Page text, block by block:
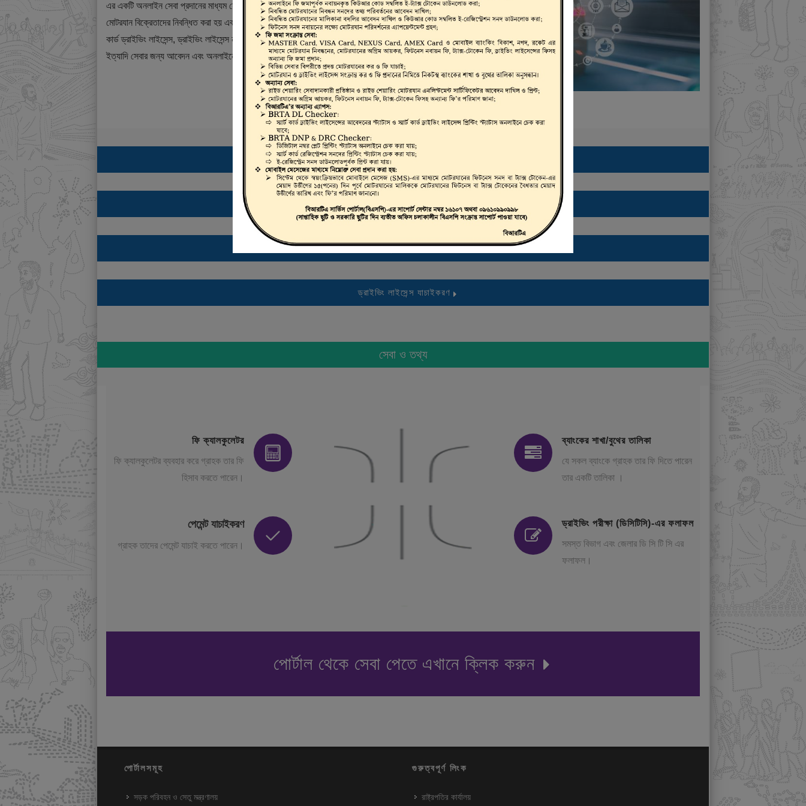
এর একটি অনলাইন সেবা প্রদানের মাধ্যম যেখানে ড্রাইভার, মোটরযান মালিক,
মোটরযান বিক্রেতাদের নিবন্ধিত করা হয় এবং শিক্ষানবিশ ড্রাইভিং লাইসেন্স, স্মার্ট
কার্ড ড্রাইভিং লাইসেন্স, ড্রাইভিং লাইসেন্স নবায়ন, ডুপ্লিকেট ড্রাইভিং লাইসেন্স
ইত্যাদি সেবার জন্য আবেদন এবং অনলাইনে ফি প্রদান করা যায়।
ট্রাস্টি বোর্ড সার্টিফিকেট ডাউনলোড করতে এখানে ক্লিক করুন
ই-ফিটনেস ফলাফল (VIC) দেখতে এখানে ক্লিক করুন
ই-ট্যাক্স টোকেন, ই-লাইসেন্স, ই-ফিটনেস ইত্যাদি যাচাইকরণ
ড্রাইভিং লাইসেন্স যাচাইকরণ
সেবা ও তথ্য
ফি ক্যালকুলেটর
ফি ক্যালকুলেটর ব্যবহার করে গ্রাহক তার ফি
হিসাব করতে পারেন।
পেমেন্ট যাচাইকরণ
গ্রাহক তাদের পেমেন্ট যাচাই করতে পারেন।
ব্যাংকের শাখা/বুথের তালিকা
যে সকল ব্যাংকে গ্রাহক তার ফি দিতে পারেন
তার একটি তালিকা ।
ড্রাইভিং পরীক্ষা (ডিসিটিসি)-এর ফলাফল
সমস্ত বিভাগ এবং জেলার ডি সি টি সি এর
ফলাফল।
পোর্টাল থেকে সেবা পেতে এখানে ক্লিক করুন
পোর্টালসমূহ
সড়ক পরিবহন ও সেতু মন্ত্রণালয়
গুরুত্বপূর্ণ লিংক
রাষ্ট্রপতির কার্যালয়